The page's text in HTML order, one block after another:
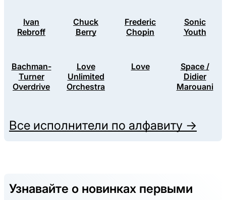
Ivan
Rebroff
Chuck
Berry
Frederic
Chopin
Sonic
Youth
Bachman-
Turner
Overdrive
Love
Unlimited
Orchestra
Love
Space /
Didier
Marouani
Все исполнители по алфавиту →
Узнавайте о новинках первыми